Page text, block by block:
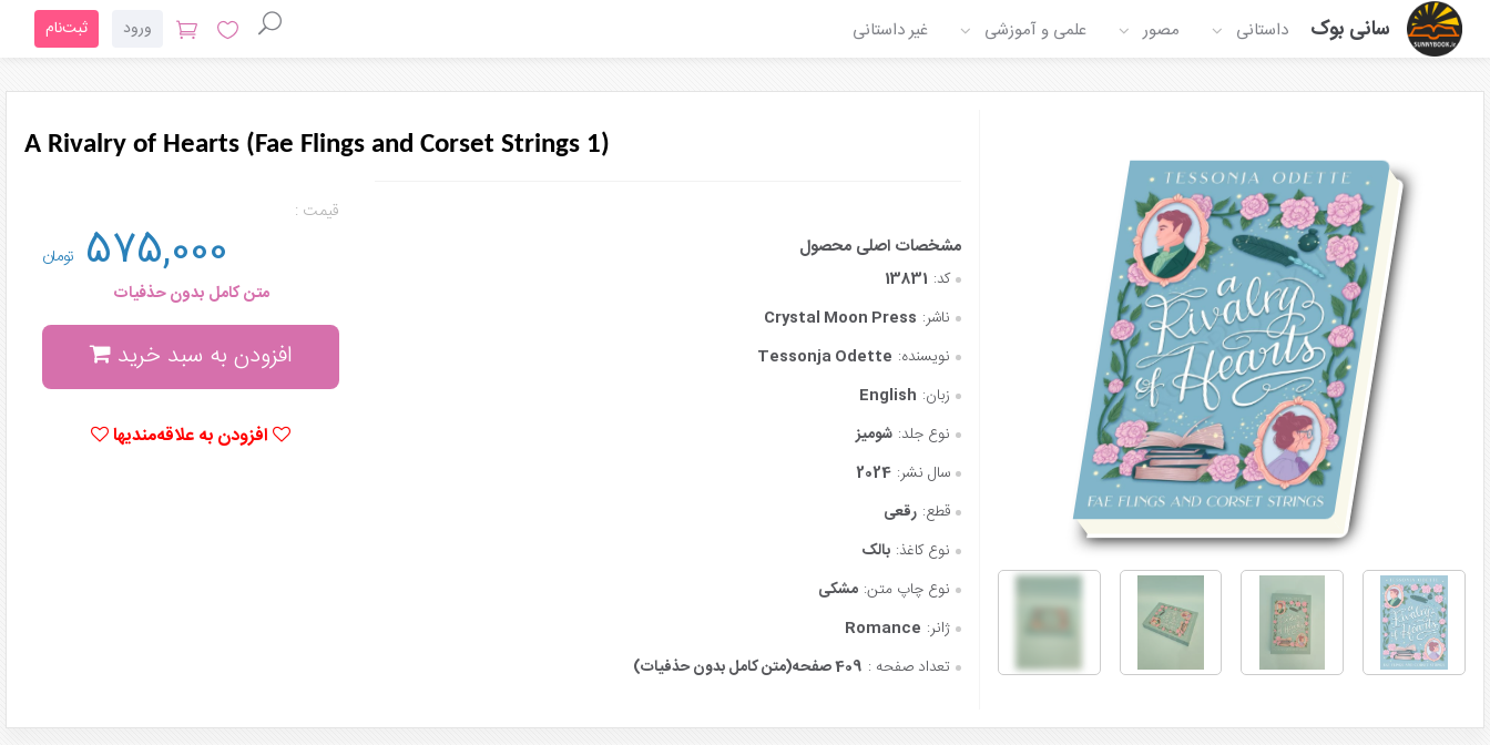
سانی بوک داستانی مصور علمی و آموزشی غیر داستانی ورود ثبت‌نام
A Rivalry of Hearts (Fae Flings and Corset Strings 1)
کد: 13831
ناشر: Crystal Moon Press
نویسنده: Tessonja Odette
زبان: English
نوع جلد: شومیز
سال نشر: 2024
قطع: رقعی
نوع کاغذ: بالک
نوع چاپ متن: مشکی
ژانر: Romance
تعداد صفحه : 409 صفحه(متن کامل بدون حذفیات)
قیمت :
575,000 تومان
متن کامل بدون حذفیات
افزودن به سبد خرید
افزودن به علاقه‌مندیها